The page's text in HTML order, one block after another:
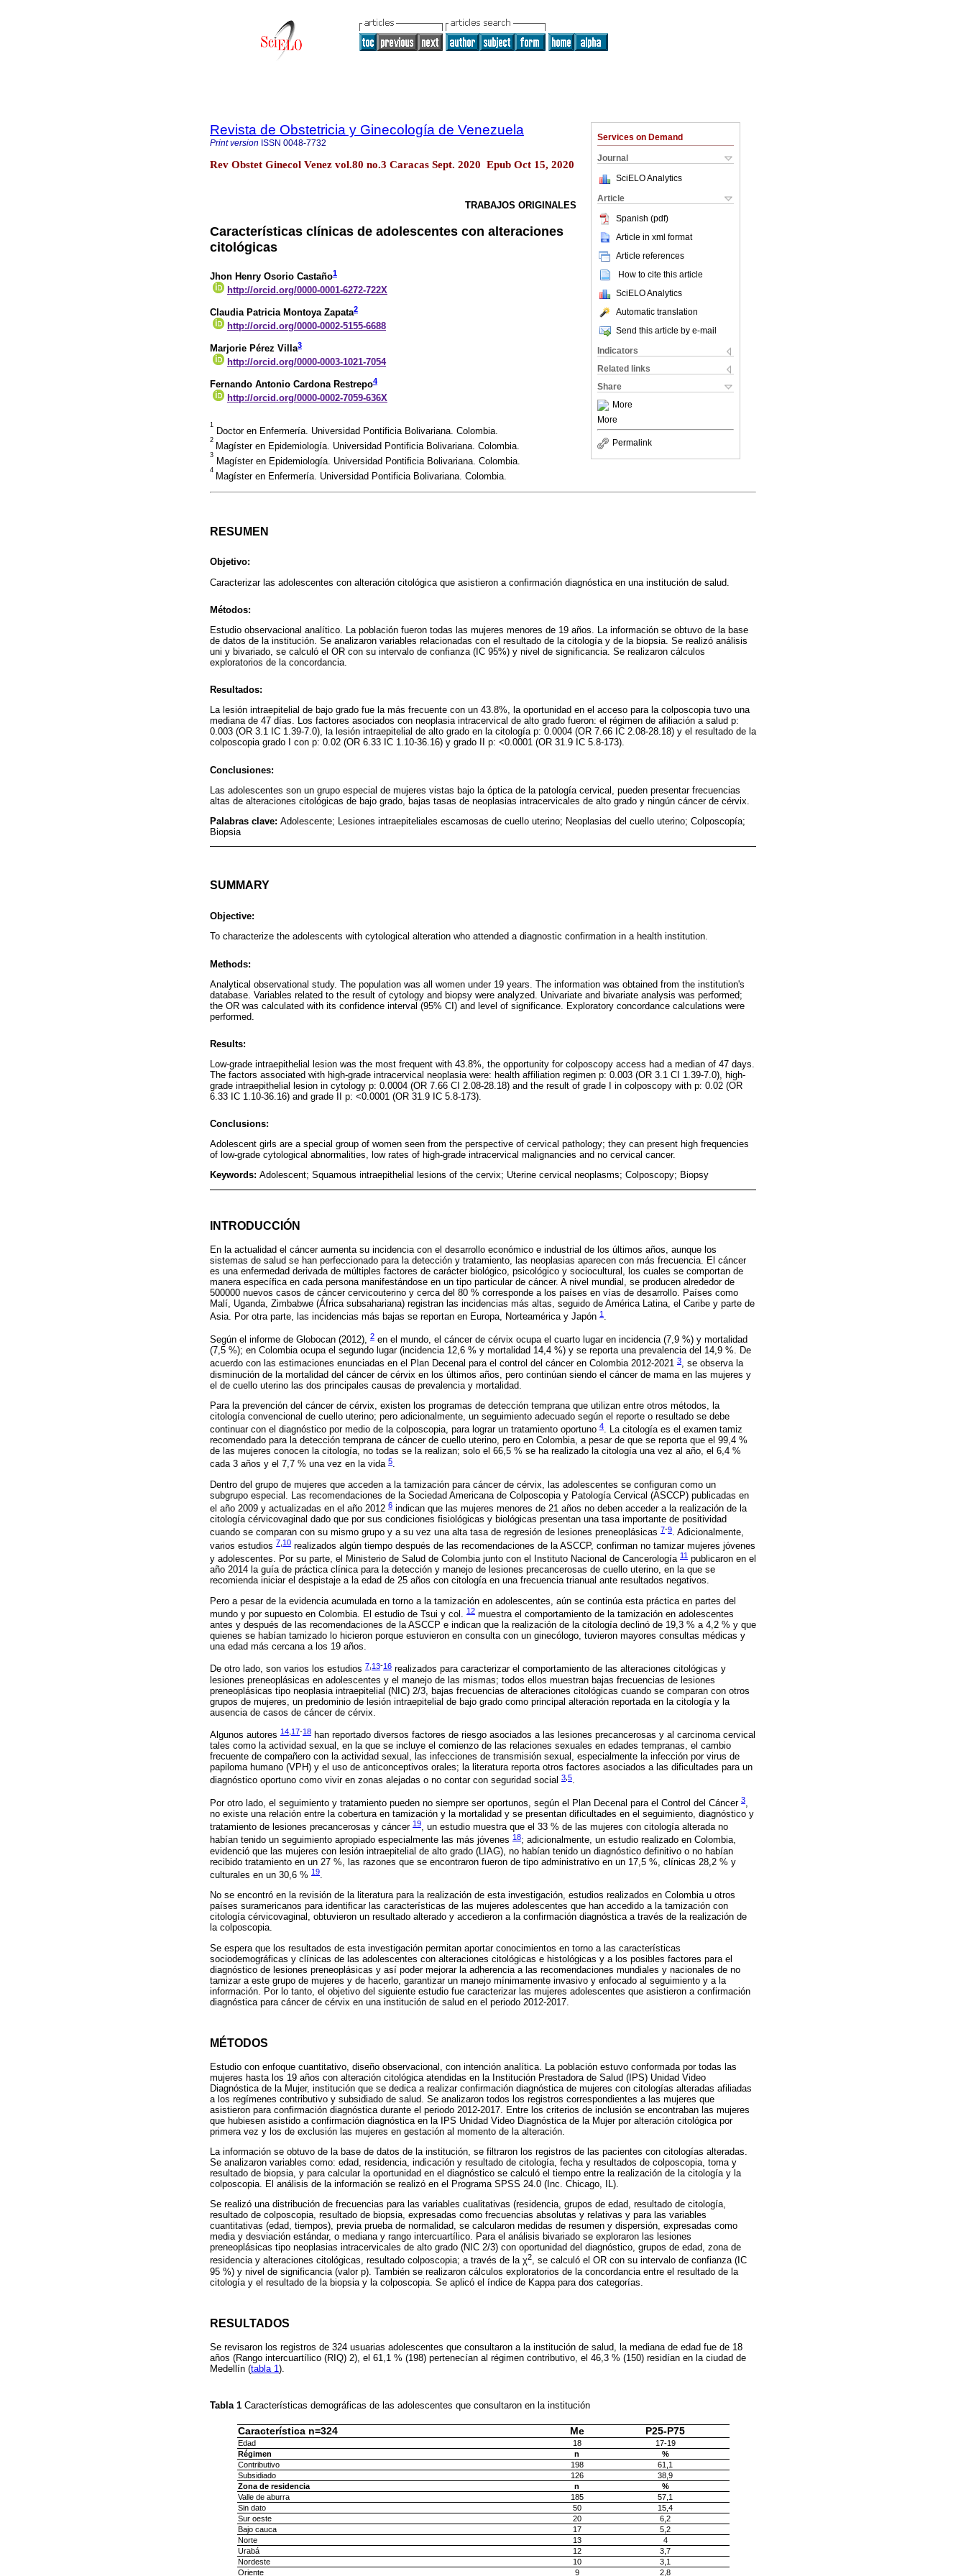
Services on Demand
Journal
SciELO Analytics
Article
Spanish (pdf)
Article in xml format
Article references
How to cite this article
SciELO Analytics
Automatic translation
Send this article by e-mail
Indicators
Related links
Share
More
More
Permalink
Revista de Obstetricia y Ginecología de Venezuela
Print version ISSN 0048-7732
Rev Obstet Ginecol Venez vol.80 no.3 Caracas Sept. 2020 Epub Oct 15, 2020
TRABAJOS ORIGINALES
Características clínicas de adolescentes con alteraciones
citológicas
Jhon Henry Osorio Castaño1
http://orcid.org/0000-0001-6272-722X
Claudia Patricia Montoya Zapata2
http://orcid.org/0000-0002-5155-6688
Marjorie Pérez Villa3
http://orcid.org/0000-0003-1021-7054
Fernando Antonio Cardona Restrepo4
http://orcid.org/0000-0002-7059-636X
1
Doctor en Enfermería. Universidad Pontificia Bolivariana. Colombia.
2
Magíster en Epidemiología. Universidad Pontificia Bolivariana. Colombia.
3
Magíster en Epidemiología. Universidad Pontificia Bolivariana. Colombia.
4
Magíster en Enfermería. Universidad Pontificia Bolivariana. Colombia.
RESUMEN
Objetivo:
Caracterizar las adolescentes con alteración citológica que asistieron a confirmación diagnóstica en una institución de salud.
Métodos:
Estudio observacional analítico. La población fueron todas las mujeres menores de 19 años. La información se obtuvo de la base
de datos de la institución. Se analizaron variables relacionadas con el resultado de la citología y de la biopsia. Se realizó análisis
uni y bivariado, se calculó el OR con su intervalo de confianza (IC 95%) y nivel de significancia. Se realizaron cálculos
exploratorios de la concordancia.
Resultados:
La lesión intraepitelial de bajo grado fue la más frecuente con un 43.8%, la oportunidad en el acceso para la colposcopia tuvo una
mediana de 47 días. Los factores asociados con neoplasia intracervical de alto grado fueron: el régimen de afiliación a salud p:
0.003 (OR 3.1 IC 1.39-7.0), la lesión intraepitelial de alto grado en la citología p: 0.0004 (OR 7.66 IC 2.08-28.18) y el resultado de la
colposcopia grado I con p: 0.02 (OR 6.33 IC 1.10-36.16) y grado II p: <0.0001 (OR 31.9 IC 5.8-173).
Conclusiones:
Las adolescentes son un grupo especial de mujeres vistas bajo la óptica de la patología cervical, pueden presentar frecuencias
altas de alteraciones citológicas de bajo grado, bajas tasas de neoplasias intracervicales de alto grado y ningún cáncer de cérvix.
Palabras clave: Adolescente; Lesiones intraepiteliales escamosas de cuello uterino; Neoplasias del cuello uterino; Colposcopía;
Biopsia
SUMMARY
Objective:
To characterize the adolescents with cytological alteration who attended a diagnostic confirmation in a health institution.
Methods:
Analytical observational study. The population was all women under 19 years. The information was obtained from the institution's
database. Variables related to the result of cytology and biopsy were analyzed. Univariate and bivariate analysis was performed;
the OR was calculated with its confidence interval (95% CI) and level of significance. Exploratory concordance calculations were
performed.
Results:
Low-grade intraepithelial lesion was the most frequent with 43.8%, the opportunity for colposcopy access had a median of 47 days.
The factors associated with high-grade intracervical neoplasia were: health affiliation regimen p: 0.003 (OR 3.1 CI 1.39-7.0), high-
grade intraepithelial lesion in cytology p: 0.0004 (OR 7.66 CI 2.08-28.18) and the result of grade I in colposcopy with p: 0.02 (OR
6.33 IC 1.10-36.16) and grade II p: <0.0001 (OR 31.9 IC 5.8-173).
Conclusions:
Adolescent girls are a special group of women seen from the perspective of cervical pathology; they can present high frequencies
of low-grade cytological abnormalities, low rates of high-grade intracervical malignancies and no cervical cancer.
Keywords: Adolescent; Squamous intraepithelial lesions of the cervix; Uterine cervical neoplasms; Colposcopy; Biopsy
INTRODUCCIÓN
En la actualidad el cáncer aumenta su incidencia con el desarrollo económico e industrial de los últimos años, aunque los
sistemas de salud se han perfeccionado para la detección y tratamiento, las neoplasias aparecen con más frecuencia. El cáncer
es una enfermedad derivada de múltiples factores de carácter biológico, psicológico y sociocultural, los cuales se comportan de
manera específica en cada persona manifestándose en un tipo particular de cáncer. A nivel mundial, se producen alrededor de
500000 nuevos casos de cáncer cervicouterino y cerca del 80 % corresponde a los países en vías de desarrollo. Países como
Malí, Uganda, Zimbabwe (África subsahariana) registran las incidencias más altas, seguido de América Latina, el Caribe y parte de
Asia. Por otra parte, las incidencias más bajas se reportan en Europa, Norteamérica y Japón 1 .
Según el informe de Globocan (2012), 2 en el mundo, el cáncer de cérvix ocupa el cuarto lugar en incidencia (7,9 %) y mortalidad
(7,5 %); en Colombia ocupa el segundo lugar (incidencia 12,6 % y mortalidad 14,4 %) y se reporta una prevalencia del 14,9 %. De
acuerdo con las estimaciones enunciadas en el Plan Decenal para el control del cáncer en Colombia 2012-2021 3, se observa la
disminución de la mortalidad del cáncer de cérvix en los últimos años, pero continúan siendo el cáncer de mama en las mujeres y
el de cuello uterino las dos principales causas de prevalencia y mortalidad.
Para la prevención del cáncer de cérvix, existen los programas de detección temprana que utilizan entre otros métodos, la
citología convencional de cuello uterino; pero adicionalmente, un seguimiento adecuado según el reporte o resultado se debe
continuar con el diagnóstico por medio de la colposcopia, para lograr un tratamiento oportuno 4. La citología es el examen tamiz
recomendado para la detección temprana de cáncer de cuello uterino, pero en Colombia, a pesar de que se reporta que el 99,4 %
de las mujeres conocen la citología, no todas se la realizan; solo el 66,5 % se ha realizado la citología una vez al año, el 6,4 %
cada 3 años y el 7,7 % una vez en la vida 5.
Dentro del grupo de mujeres que acceden a la tamización para cáncer de cérvix, las adolescentes se configuran como un
subgrupo especial. Las recomendaciones de la Sociedad Americana de Colposcopia y Patología Cervical (ASCCP) publicadas en
el año 2009 y actualizadas en el año 2012 6 indican que las mujeres menores de 21 años no deben acceder a la realización de la
citología cérvicovaginal dado que por sus condiciones fisiológicas y biológicas presentan una tasa importante de positividad
cuando se comparan con su mismo grupo y a su vez una alta tasa de regresión de lesiones preneoplásicas 7-9. Adicionalmente,
varios estudios 7 10 realizados algún tiempo después de las recomendaciones de la ASCCP, confirman no tamizar mujeres jóvenes
y adolescentes. Por su parte, el Ministerio de Salud de Colombia junto con el Instituto Nacional de Cancerología 11 publicaron en el
año 2014 la guía de práctica clínica para la detección y manejo de lesiones precancerosas de cuello uterino, en la que se
recomienda iniciar el despistaje a la edad de 25 años con citología en una frecuencia trianual ante resultados negativos.
Pero a pesar de la evidencia acumulada en torno a la tamización en adolescentes, aún se continúa esta práctica en partes del
mundo y por supuesto en Colombia. El estudio de Tsui y col.
12 muestra el comportamiento de la tamización en adolescentes
antes y después de las recomendaciones de la ASCCP e indican que la realización de la citología declinó de 19,3 % a 4,2 % y que
quienes se habían tamizado lo hicieron porque estuvieron en consulta con un ginecólogo, tuvieron mayores consultas médicas y
una edad más cercana a los 19 años.
De otro lado, son varios los estudios 7 13-16 realizados para caracterizar el comportamiento de las alteraciones citológicas y
lesiones preneoplásicas en adolescentes y el manejo de las mismas; todos ellos muestran bajas frecuencias de lesiones
preneoplásicas tipo neoplasia intraepitelial (NIC) 2/3, bajas frecuencias de alteraciones citológicas cuando se comparan con otros
grupos de mujeres, un predominio de lesión intraepitelial de bajo grado como principal alteración reportada en la citología y la
ausencia de casos de cáncer de cérvix.
Algunos autores 14 17-18 han reportado diversos factores de riesgo asociados a las lesiones precancerosas y al carcinoma cervical
tales como la actividad sexual, en la que se incluye el comienzo de las relaciones sexuales en edades tempranas, el cambio
frecuente de compañero con la actividad sexual, las infecciones de transmisión sexual, especialmente la infección por virus de
papiloma humano (VPH) y el uso de anticonceptivos orales; la literatura reporta otros factores asociados a las dificultades para un
diagnóstico oportuno como vivir en zonas alejadas o no contar con seguridad social 3 5.
Por otro lado, el seguimiento y tratamiento pueden no siempre ser oportunos, según el Plan Decenal para el Control del Cáncer 3,
no existe una relación entre la cobertura en tamización y la mortalidad y se presentan dificultades en el seguimiento, diagnóstico y
tratamiento de lesiones precancerosas y cáncer 19, un estudio muestra que el 33 % de las mujeres con citología alterada no
habían tenido un seguimiento apropiado especialmente las más jóvenes 18; adicionalmente, un estudio realizado en Colombia,
evidenció que las mujeres con lesión intraepitelial de alto grado (LIAG), no habían tenido un diagnóstico definitivo o no habían
recibido tratamiento en un 27 %, las razones que se encontraron fueron de tipo administrativo en un 17,5 %, clínicas 28,2 % y
culturales en un 30,6 % 19.
No se encontró en la revisión de la literatura para la realización de esta investigación, estudios realizados en Colombia u otros
países suramericanos para identificar las características de las mujeres adolescentes que han accedido a la tamización con
citología cérvicovaginal, obtuvieron un resultado alterado y accedieron a la confirmación diagnóstica a través de la realización de
la colposcopia.
Se espera que los resultados de esta investigación permitan aportar conocimientos en torno a las características
sociodemográficas y clínicas de las adolescentes con alteraciones citológicas e histológicas y a los posibles factores para el
diagnóstico de lesiones preneoplásicas y así poder mejorar la adherencia a las recomendaciones mundiales y nacionales de no
tamizar a este grupo de mujeres y de hacerlo, garantizar un manejo mínimamente invasivo y enfocado al seguimiento y a la
información. Por lo tanto, el objetivo del siguiente estudio fue caracterizar las mujeres adolescentes que asistieron a confirmación
diagnóstica para cáncer de cérvix en una institución de salud en el periodo 2012-2017.
MÉTODOS
Estudio con enfoque cuantitativo, diseño observacional, con intención analítica. La población estuvo conformada por todas las
mujeres hasta los 19 años con alteración citológica atendidas en la Institución Prestadora de Salud (IPS) Unidad Video
Diagnóstica de la Mujer, institución que se dedica a realizar confirmación diagnóstica de mujeres con citologías alteradas afiliadas
a los regímenes contributivo y subsidiado de salud. Se analizaron todos los registros correspondientes a las mujeres que
asistieron para confirmación diagnóstica durante el periodo 2012-2017. Entre los criterios de inclusión se encontraban las mujeres
que hubiesen asistido a confirmación diagnóstica en la IPS Unidad Video Diagnóstica de la Mujer por alteración citológica por
primera vez y los de exclusión las mujeres en gestación al momento de la alteración.
La información se obtuvo de la base de datos de la institución, se filtraron los registros de las pacientes con citologías alteradas.
Se analizaron variables como: edad, residencia, indicación y resultado de citología, fecha y resultados de colposcopia, toma y
resultado de biopsia, y para calcular la oportunidad en el diagnóstico se calculó el tiempo entre la realización de la citología y la
colposcopia. El análisis de la información se realizó en el Programa SPSS 24.0 (Inc. Chicago, IL).
Se realizó una distribución de frecuencias para las variables cualitativas (residencia, grupos de edad, resultado de citología,
resultado de colposcopia, resultado de biopsia, expresadas como frecuencias absolutas y relativas y para las variables
cuantitativas (edad, tiempos), previa prueba de normalidad, se calcularon medidas de resumen y dispersión, expresadas como
media y desviación estándar, o mediana y rango intercuartílico. Para el análisis bivariado se exploraron las lesiones
preneoplásicas tipo neoplasias intracervicales de alto grado (NIC 2/3) con oportunidad del diagnóstico, grupos de edad, zona de
residencia y alteraciones citológicas, resultado colposcopia; a través de la χ2, se calculó el OR con su intervalo de confianza (IC
95 %) y nivel de significancia (valor p). También se realizaron cálculos exploratorios de la concordancia entre el resultado de la
citología y el resultado de la biopsia y la colposcopia. Se aplicó el índice de Kappa para dos categorías.
RESULTADOS
Se revisaron los registros de 324 usuarias adolescentes que consultaron a la institución de salud, la mediana de edad fue de 18
años (Rango intercuartílico (RIQ) 2), el 61,1 % (198) pertenecían al régimen contributivo, el 46,3 % (150) residían en la ciudad de
Medellín (tabla 1).
Tabla 1 Características demográficas de las adolescentes que consultaron en la institución
Característica n=324 Me P25-P75
Edad 18
17-19
Régimen
n
%
Contributivo
198
61,1
Subsidiado
126
38,9
Zona de residencia
n
%
Valle de aburra
185
57,1
Sin dato
50
15,4
Sur oeste
20
6,2
Bajo cauca
17
5,2
Norte
13
4
Urabá
12
3,7
Nordeste
10
3,1
Oriente
9 2,8